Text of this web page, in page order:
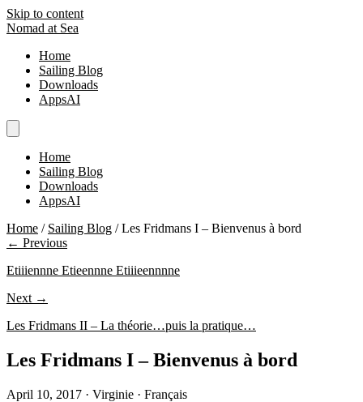
Skip to content
Nomad at Sea
Home
Sailing Blog
Downloads
AppsAI
Home
Sailing Blog
Downloads
AppsAI
Home / Sailing Blog / Les Fridmans I – Bienvenus à bord
← Previous
Etiiiennne Etieennne Etiiieennnne
Next →
Les Fridmans II – La théorie…puis la pratique…
Les Fridmans I – Bienvenus à bord
April 10, 2017 · Virginie · Français